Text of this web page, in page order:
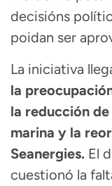
decisións
poidan ser
La iniciativa
la
la reducción
marina y la
Seanergies. El
cuestionó la